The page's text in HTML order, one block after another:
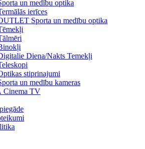
un medību optika
ierīces
Sporta un medību optika
Diena/Nakts Temekļi
stiprinajumi
un medību kameras
Cinema TV